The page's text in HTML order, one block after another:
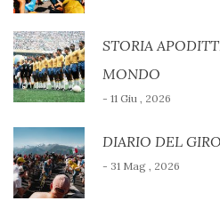
STORIA
MONDO
- 11 Giu , 2026
DIARIO DEL
- 31 Mag , 2026